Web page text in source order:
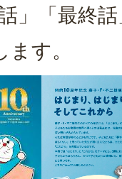
」「最終
す。